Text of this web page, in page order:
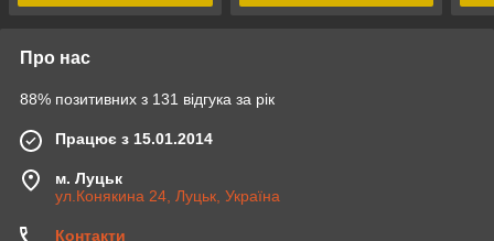
Про нас
88% позитивних з 131 відгука за рік
Працює з 15.01.2014
м. Луцьк
ул.Конякина 24, Луцьк, Україна
Контакти